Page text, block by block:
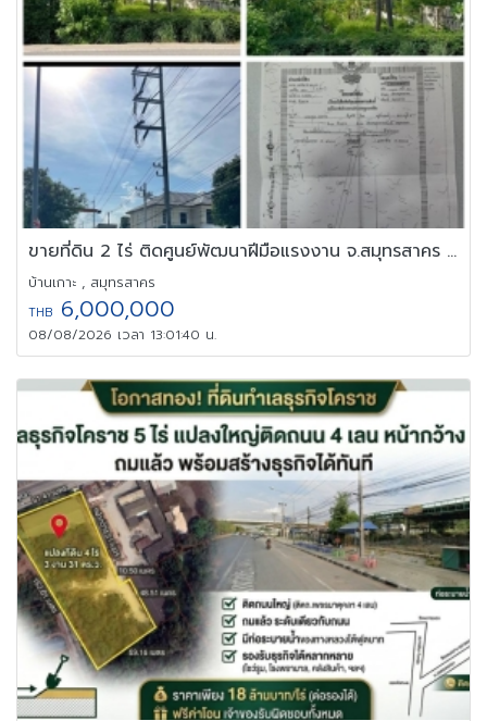
ขายที่ดิน 2 ไร่ ติดศูนย์พัฒนาฝีมือแรงงาน จ.สมุทรสาคร ที่จัดสรร
บ้านเกาะ , สมุทรสาคร
THB 6,000,000
08/08/2026 เวลา 13:01:40 น.